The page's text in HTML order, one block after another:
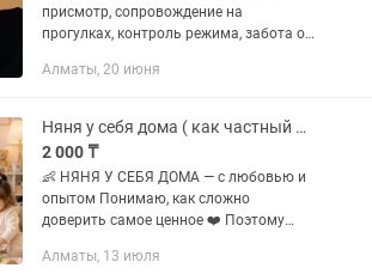
присмотр, сопровождение на
прогулках, контроль режима, забота о
Алматы, 20 июня
Няня у себя дома ( как частный детский сад)
2 000 ₸
👶 НЯНЯ У СЕБЯ ДОМА — с любовью и
опытом Понимаю, как сложно
доверить самое ценное ❤️ Поэтому
заботу, внимание и спокойствие для
Алматы, 13 июля